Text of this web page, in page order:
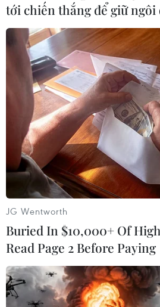
hành hương gạt chính trị
dịp lễ hội, nhưng tình trạng
Đông, như những cuộc
và Libya và nhiều điểm
tâm trí khá nhiều người./.
tới chiến thắng để giữ ngôi
JG Wentworth
Buried In $10,000+ Of
Read Page 2 Before Paying